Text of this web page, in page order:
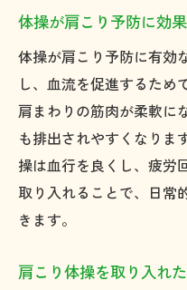
体操が肩こり予防に効
体操が肩こり予防に有効
し、血流を促進するため
肩まわりの筋肉が柔軟に
も排出されやすくなりま
操は血行を良くし、疲労
取り入れることで、日常
きます。
肩こり体操を取り入れ